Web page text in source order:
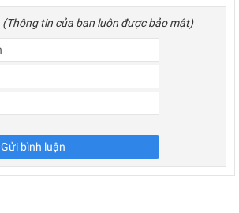
(Thông tin của bạn luôn được bảo mật)
Gửi bình luận